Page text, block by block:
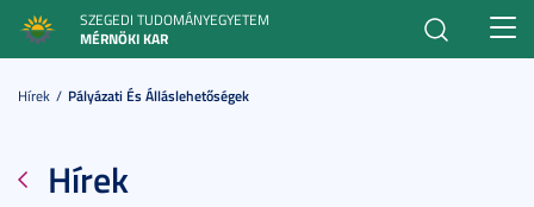
SZEGEDI TUDOMÁNYEGYETEM
MÉRNÖKI KAR
Hírek Pályázati És Álláslehetőségek
Hírek